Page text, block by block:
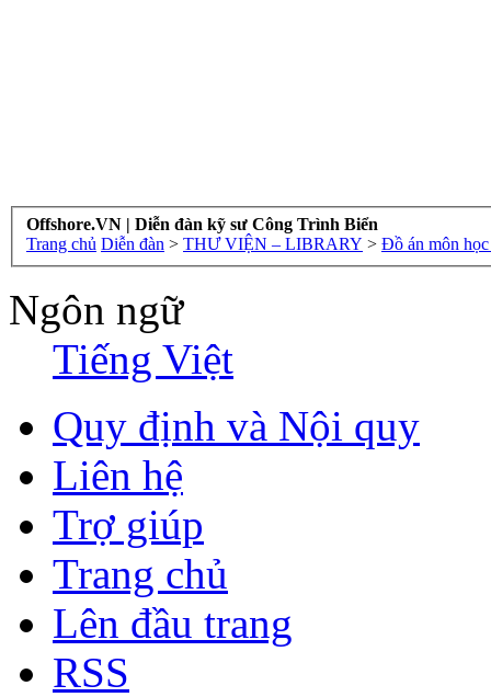
Offshore.VN | Diễn đàn kỹ sư Công Trình Biển
Trang chủ Diễn đàn > THƯ VIỆN – LIBRARY > Đồ án môn
Ngôn ngữ
Tiếng Việt
Quy định và Nội quy
Liên hệ
Trợ giúp
Trang chủ
Lên đầu trang
RSS